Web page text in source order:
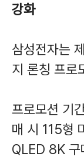
강화
삼성전자는
지 론칭 프로
프로모션 기
매 시 115형
QLED 8K 구